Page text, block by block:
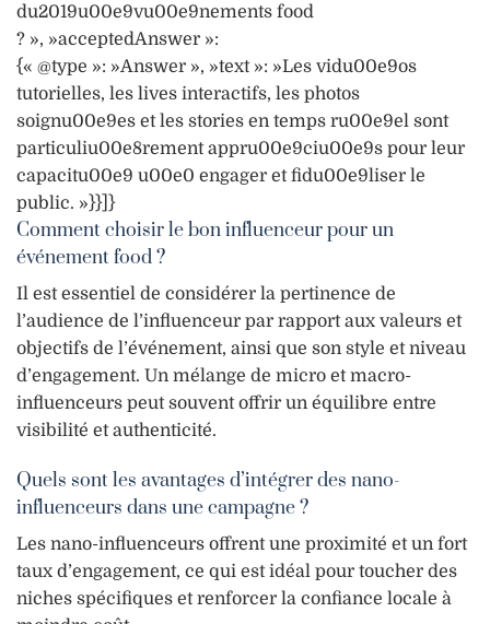
du2019u00e9vu00e9nements food
? », »acceptedAnswer »:
{« @type »: »Answer », »text »: »Les vidu00e9os
tutorielles, les lives interactifs, les photos
soignu00e9es et les stories en temps ru00e9el sont
particuliu00e8rement appru00e9ciu00e9s pour leur
capacitu00e9 u00e0 engager et fidu00e9liser le
public. »}}]}
Comment choisir le bon influenceur pour un
événement food ?
Il est essentiel de considérer la pertinence de
l’audience de l’influenceur par rapport aux valeurs et
objectifs de l’événement, ainsi que son style et niveau
d’engagement. Un mélange de micro et macro-
influenceurs peut souvent offrir un équilibre entre
visibilité et authenticité.
Quels sont les avantages d’intégrer des nano-
influenceurs dans une campagne ?
Les nano-influenceurs offrent une proximité et un fort
taux d’engagement, ce qui est idéal pour toucher des
niches spécifiques et renforcer la confiance locale à